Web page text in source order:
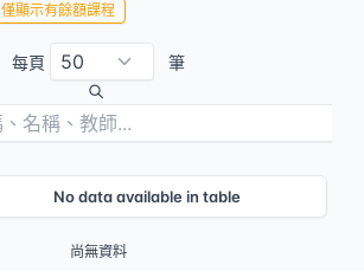
僅顯示有餘額課程
每頁 筆
No data available in table
尚無資料